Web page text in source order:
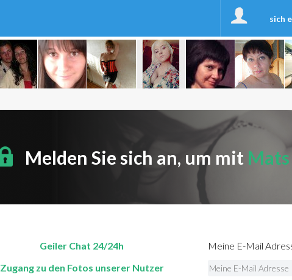
sich
Melden Sie sich an, um mit Mats
Geiler Chat 24/24h
Zugang zu den Fotos unserer Nutzer
Meine E-Mail